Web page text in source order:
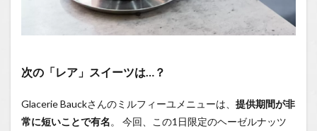
次の「レア」スイーツは…？
Glacerie Bauckさんのミルフィーユメニューは、 提供期間が非
常に短いことで有名。 今回、この1日限定のヘーゼルナッツ